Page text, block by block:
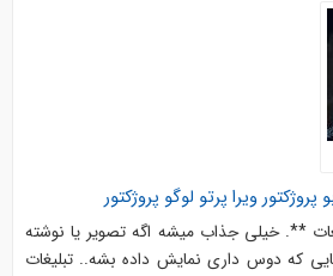
پروژکتور ویرا پرتو لوگو پروژکتور
**. خیلی جذاب میشه اگه تصویر یا نوشته
که دوس داری نمایش داده بشه.. تبلیغات